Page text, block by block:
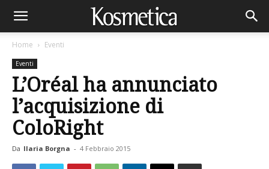
Home Eventi
Eventi
L’Oréal ha annunciato
l’acquisizione di
ColoRight
Da Ilaria Borgna - 4 Febbraio 2015